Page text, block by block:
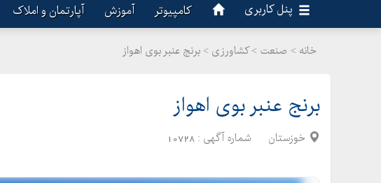
پنل کاربری کامپیوتر آموزش آپارتمان و املاک
خانه > صنعت >کشاورزی > برنج عنبر بوی اهواز
برنج عنبر بوی اهواز
خوزستان شماره آگهی : 10728